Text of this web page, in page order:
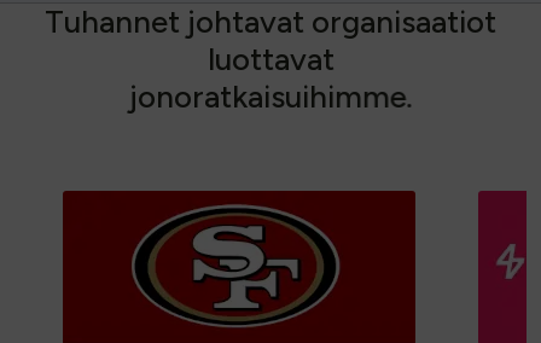
Tuhannet johtavat organisaatiot
luottavat
jonoratkaisuihimme.